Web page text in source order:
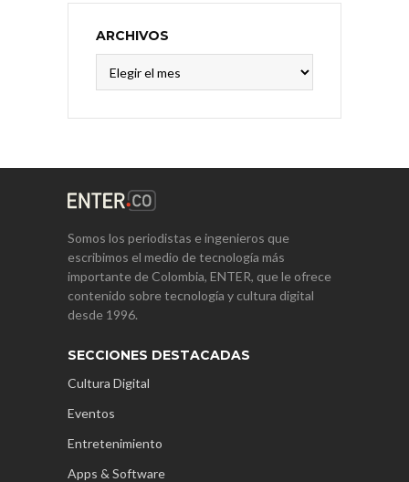
ARCHIVOS
Somos los periodistas e ingenieros que
escribimos el medio de tecnología más
importante de Colombia, ENTER, que le ofrece
contenido sobre tecnología y cultura digital
desde 1996.
SECCIONES DESTACADAS
Cultura Digital
Eventos
Entretenimiento
Apps & Software